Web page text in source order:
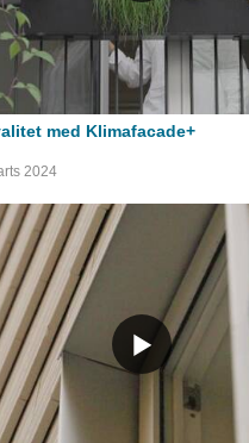
med Klimafacade+
2024